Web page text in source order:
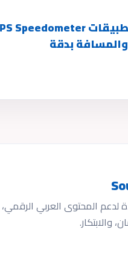
بدقة
لدعم المحتوى العربي
والابتكار.